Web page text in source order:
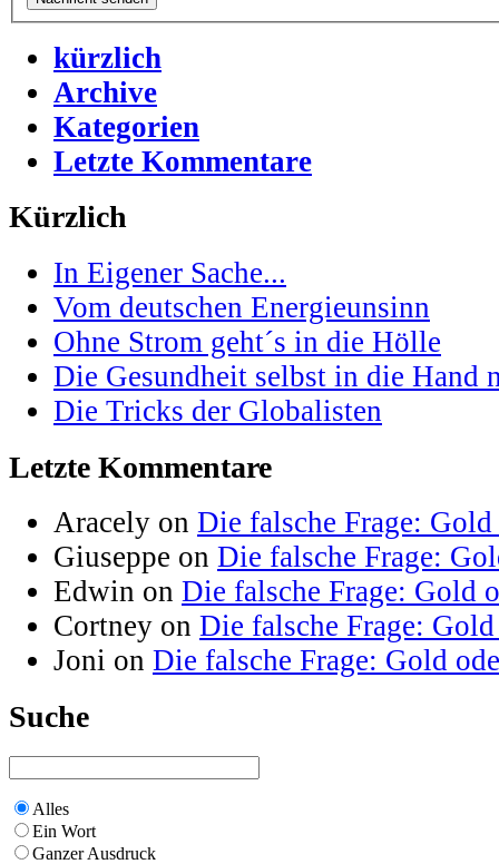
kürzlich
Archive
Kategorien
Letzte Kommentare
Kürzlich
In Eigener Sache...
Vom deutschen Energieunsinn
Ohne Strom geht´s in die Hölle
Die Gesundheit selbst in die Hand
Die Tricks der Globalisten
Letzte Kommentare
Aracely on Die falsche Frage:
Giuseppe on Die falsche Frage:
Edwin on Die falsche Frage: Gold
Cortney on Die falsche Frage:
Joni on Die falsche Frage: Gold
Suche
Alles
Ein Wort
Ganzer Ausdruck